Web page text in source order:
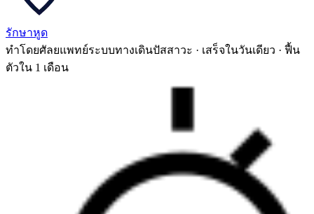
รักษาหูด
ทำโดยศัลยแพทย์ระบบทางเดินปัสสาวะ · เสร็จในวันเดียว · ฟื้น
ตัวใน 1 เดือน